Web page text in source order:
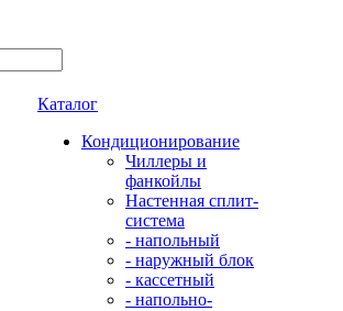
Каталог
Кондиционирование
Чиллеры и
фанкойлы
Настенная сплит-
система
- напольный
- наружный блок
- кассетный
- напольно-